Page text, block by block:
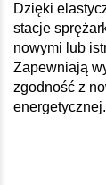
Dzięki
stacje
nowymi lub
Zapewniają
zgodność z
energetycznej.